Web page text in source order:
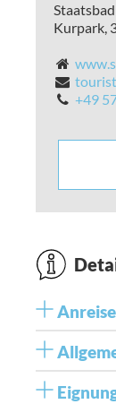
Kurpark,
+49
Anreise